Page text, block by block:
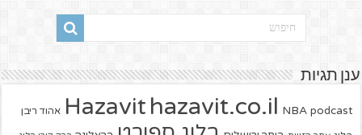
ענן תגיות
Hazavit hazavit.co.il NBA podcast אהוד ריבן